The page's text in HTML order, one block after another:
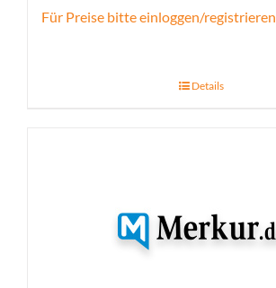
Für Preise bitte einloggen/registrieren
Details